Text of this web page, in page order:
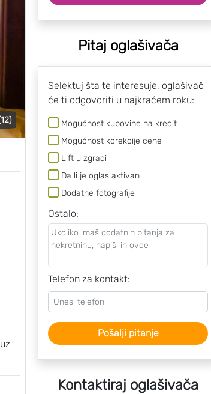
Pitaj oglašivača
Selektuj šta te interesuje, oglašivač
će ti odgovoriti u najkraćem roku:
Mogućnost kupovine na kredit
Mogućnost korekcije cene
Lift u zgradi
Da li je oglas aktivan
Dodatne fotografije
Ostalo:
Telefon za kontakt:
Pošalji pitanje
Kontaktiraj oglašivača